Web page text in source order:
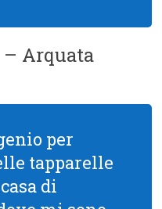
– Arquata
per
tapparelle
di